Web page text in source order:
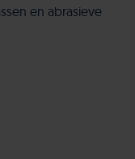
en abrasieve